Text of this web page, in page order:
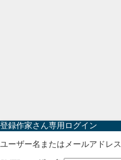
登録作家さん専用ログイン
ユーザー名またはメールアドレス